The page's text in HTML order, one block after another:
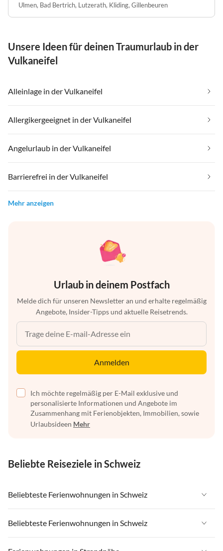
Ulmen, Bad Bertrich, Lutzerath, Kliding, Gillenbeuren
Unsere Ideen für deinen Traumurlaub in der
Vulkaneifel
Alleinlage in der Vulkaneifel
Allergikergeeignet in der Vulkaneifel
Angelurlaub in der Vulkaneifel
Barrierefrei in der Vulkaneifel
Mehr anzeigen
Urlaub in deinem Postfach
Melde dich für unseren Newsletter an und erhalte regelmäßig
Angebote, Insider-Tipps und aktuelle Reisetrends.
Anmelden
Ich möchte regelmäßig per E-Mail exklusive und
personalisierte Informationen und Angebote im
Zusammenhang mit Ferienobjekten, Immobilien, sowie
Urlaubsideen Mehr
Beliebte Reiseziele in Schweiz
Beliebteste Ferienwohnungen in Schweiz
Ferienwohnungen in Schweiz
Ferienwohnungen in Wallis
Beliebteste Ferienwohnungen in Schweiz